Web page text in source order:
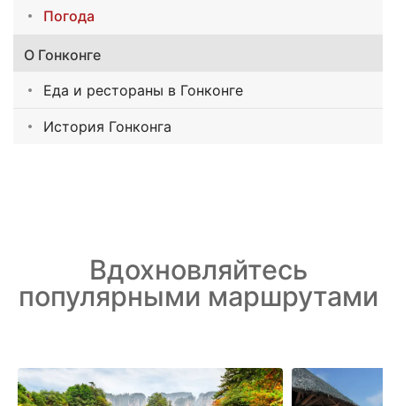
Погода
О Гонконге
Еда и рестораны в Гонконге
История Гонконга
Вдохновляйтесь
популярными маршрутами